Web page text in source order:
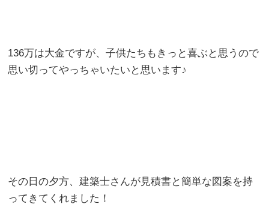
136万は大金ですが、子供たちもきっと喜ぶと思うので
思い切ってやっちゃいたいと思います♪
その日の夕方、建築士さんが見積書と簡単な図案を持
ってきてくれました！